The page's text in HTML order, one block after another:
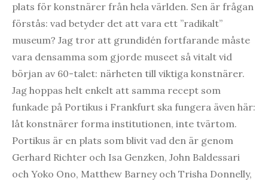
plats för konstnärer från hela världen. Sen är frågan
förstås: vad betyder det att vara ett ”radikalt”
museum? Jag tror att grundidén fortfarande måste
vara densamma som gjorde museet så vitalt vid
början av 60-talet: närheten till viktiga konstnärer.
Jag hoppas helt enkelt att samma recept som
funkade på Portikus i Frankfurt ska fungera även här:
låt konstnärer forma institutionen, inte tvärtom.
Portikus är en plats som blivit vad den är genom
Gerhard Richter och Isa Genzken, John Baldessari
och Yoko Ono, Matthew Barney och Trisha Donnelly,